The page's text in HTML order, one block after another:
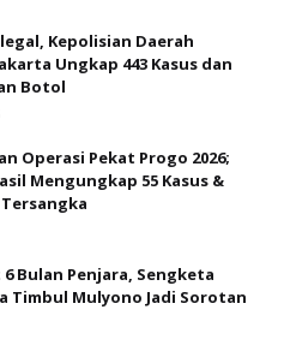
Kepolisian Daerah
Ungkap 443 Kasus dan
Botol
Operasi Pekat Progo 2026;
Mengungkap 55 Kasus &
Bulan Penjara, Sengketa
Timbul Mulyono Jadi Sorotan